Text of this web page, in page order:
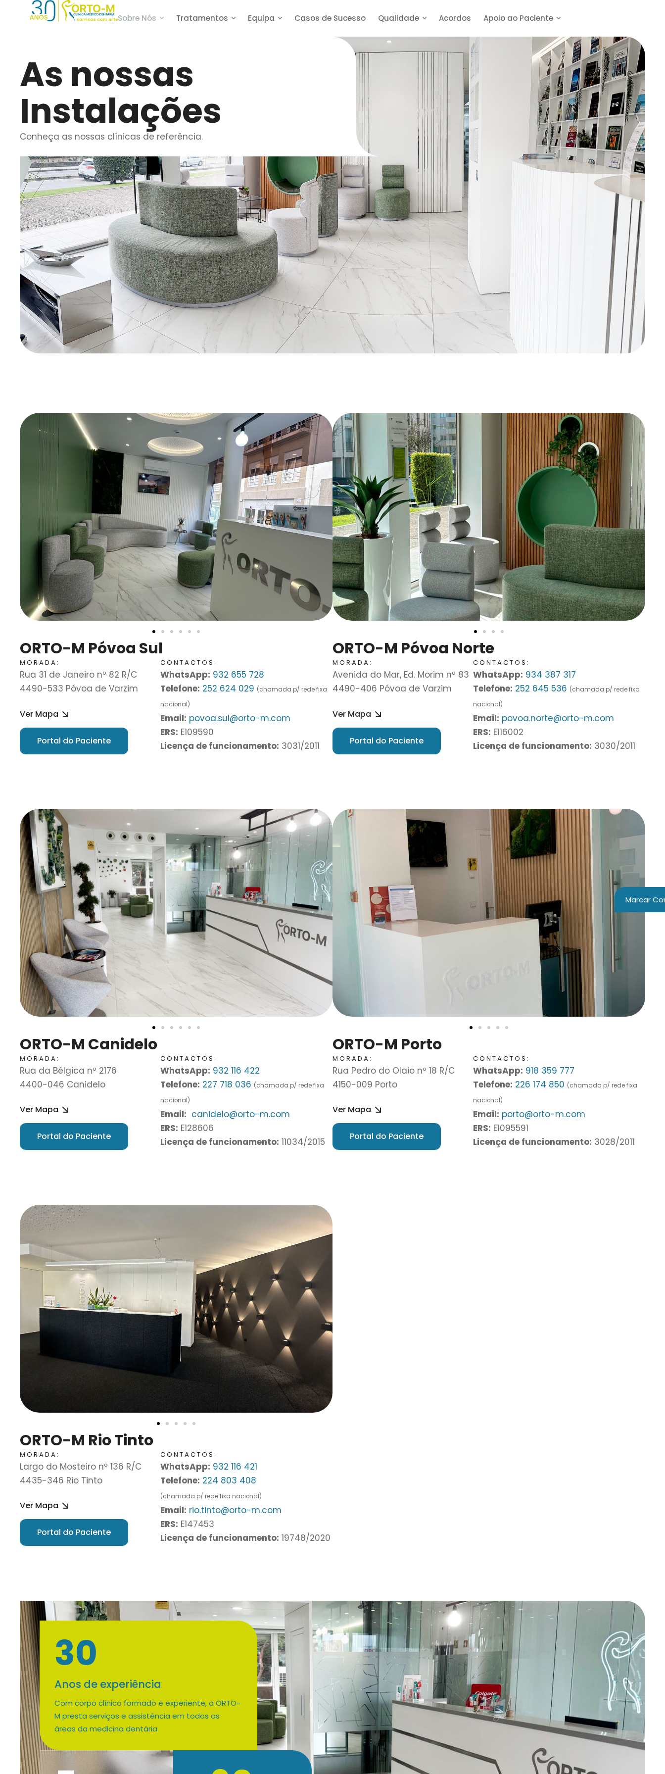
Sobre Nós Tratamentos Equipa Casos de Sucesso Qualidade Acordos Apoio ao Paciente
As nossas
Instalações
Conheça as nossas clínicas de referência.
ORTO-M Póvoa Sul
MORADA:
Rua 31 de Janeiro nº 82 R/C
4490-533 Póvoa de Varzim
Ver Mapa
Portal do Paciente
CONTACTOS:
WhatsApp: 932 655 728
Telefone: 252 624 029 (chamada p/ rede fixa
nacional)
Email: povoa.sul@orto-m.com
ERS: E109590
Licença de funcionamento: 3031/2011
ORTO-M Póvoa Norte
MORADA:
Avenida do Mar, Ed. Morim nº 83
4490-406 Póvoa de Varzim
Ver Mapa
Portal do Paciente
CONTACTOS:
WhatsApp: 934 387 317
Telefone: 252 645 536 (chamada p/ rede fixa
nacional)
Email: povoa.norte@orto-m.com
ERS: E116002
Licença de funcionamento: 3030/2011
ORTO-M Canidelo
MORADA:
Rua da Bélgica nº 2176
4400-046 Canidelo
Ver Mapa
Portal do Paciente
CONTACTOS:
WhatsApp: 932 116 422
Telefone: 227 718 036 (chamada p/ rede fixa
nacional)
Email: canidelo@orto-m.com
ERS: E128606
Licença de funcionamento: 11034/2015
ORTO-M Porto
MORADA:
Rua Pedro do Olaio nº 18 R/C
4150-009 Porto
Ver Mapa
Portal do Paciente
CONTACTOS:
WhatsApp: 918 359 777
Telefone: 226 174 850 (chamada p/ rede fixa
nacional)
Email: porto@orto-m.com
ERS: E1095591
Licença de funcionamento: 3028/2011
ORTO-M Rio Tinto
MORADA:
Largo do Mosteiro nº 136 R/C
4435-346 Rio Tinto
Ver Mapa
Portal do Paciente
CONTACTOS:
WhatsApp: 932 116 421
Telefone: 224 803 408
(chamada p/ rede fixa nacional)
Email: rio.tinto@orto-m.com
ERS: E147453
Licença de funcionamento: 19748/2020
30
Anos de experiência
Com corpo clínico formado e experiente, a ORTO-
M presta serviços e assistência em todos as
áreas da medicina dentária.
Marcar